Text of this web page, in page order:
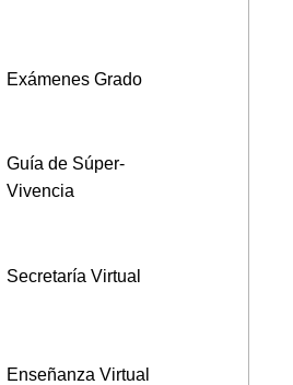
Exámenes Grado
Guía de Súper-
Vivencia
Secretaría Virtual
Enseñanza Virtual